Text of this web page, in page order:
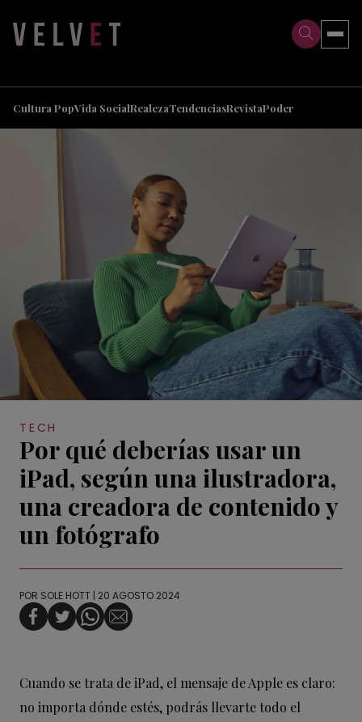
Cultura PopVida SocialRealezaTendenciasRevistaPoder
TECH
Por qué deberías usar un
iPad, según una ilustradora,
una creadora de contenido y
un fotógrafo
POR SOLE HOTT | 20 AGOSTO 2024
Cuando se trata de iPad, el mensaje de Apple es claro:
no importa dónde estés, podrás llevarte todo el